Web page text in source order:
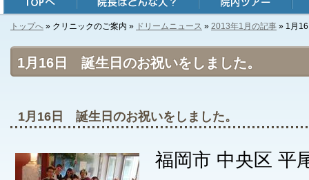
1月16日 誕生日のお祝いをしました。
トップへ » クリニックのご案内 » ドリームニュース » 2013年1月の記事 » 1月
1月16日 誕生日のお祝いをしました。
福岡市 中央区 平
トップ 院長はどんな人？ 院内ツアー